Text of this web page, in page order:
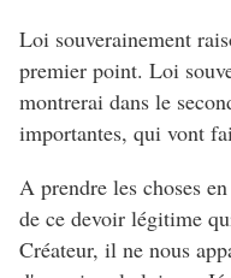
Loi souverainement
premier point. Loi
montrerai dans le
importantes, qui vont
A prendre les choses
de ce devoir légitime
Créateur, il ne nous